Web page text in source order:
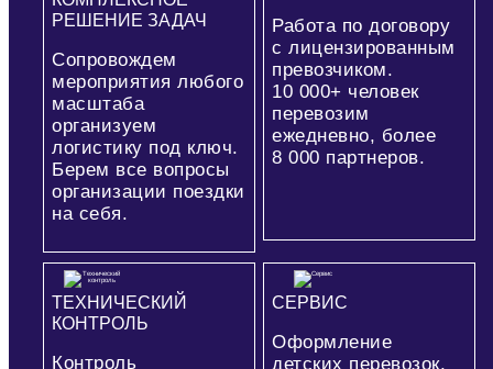
РЕШЕНИЕ ЗАДАЧ
Сопровождем
мероприятия любого
масштаба
организуем
логистику под ключ.
Берем все вопросы
организации поездки
на себя.
Работа по договору
с лицензированным
превозчиком.
10 000+ человек
перевозим
ежедневно, более
8 000 партнеров.
ТЕХНИЧЕСКИЙ
КОНТРОЛЬ
Контроль
СЕРВИС
Оформление
детских перевозок,